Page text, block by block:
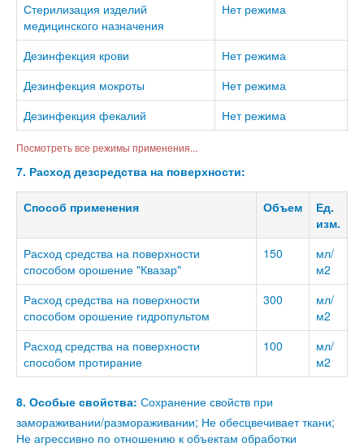
Стерилизация изделий
медицинского назначения
Нет режима
Дезинфекция крови
Нет режима
Дезинфекция мокроты
Нет режима
Дезинфекция фекалий
Нет режима
Посмотреть все режимы применения...
7. Расход дезсредства на поверхности:
Способ применения Объем
Ед.
изм.
Расход средства на поверхности
способом орошение "Квазар"
150
мл/
м2
Расход средства на поверхности
способом орошение гидропультом
300
мл/
м2
Расход средства на поверхности
способом протирание
100
мл/
м2
8. Особые свойства: Сохранение свойств при
замораживании/размораживании; Не обесцвечивает ткани;
Не агрессивно по отношению к объектам обработки